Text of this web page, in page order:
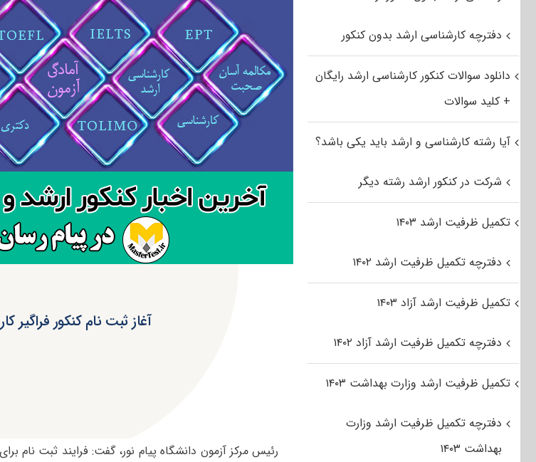
آغاز ثبت نام کنکور فراگیر
رئیس مرکز آزمون دانشگاه پیام نور، گفت: فرایند ثبت نام
دفترچه کارشناسی ارشد بدون کنکور
دانلود سوالات کنکور کارشناسی ارشد رایگان
+ کلید سوالات
آیا رشته کارشناسی و ارشد باید یکی باشد؟
شرکت در کنکور ارشد رشته دیگر
تکمیل ظرفیت ارشد ۱۴۰۳
دفترچه تکمیل ظرفیت ارشد ۱۴۰۲
تکمیل ظرفیت ارشد آزاد ۱۴۰۳
دفترچه تکمیل ظرفیت ارشد آزاد ۱۴۰۲
تکمیل ظرفیت ارشد وزارت بهداشت ۱۴۰۳
دفترچه تکمیل ظرفیت ارشد وزارت
بهداشت ۱۴۰۳